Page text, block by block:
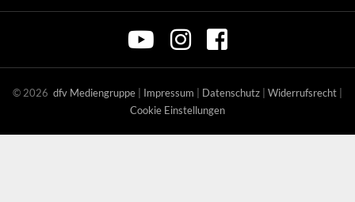
© 2026 dfv Mediengruppe Impressum Datenschutz Widerrufsrecht
Cookie Einstellungen